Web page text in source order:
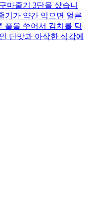
마줄기 3단을 샀습니
기가 약간 익으면 얼른
풀을 쑤어서 김치를 담
단맛과 아삭한 식감에